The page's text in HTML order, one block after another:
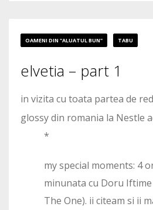
OAMENI DIN "ALUATUL BUN" TABU
elvetia – part 1
in vizita cu toata partea de
glossy din romania la Nestle
*
my special moments: 4
minunata cu Doru Iftime
The One). ii citeam si ii